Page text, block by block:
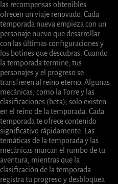
las recompensas obtenibles
ofrecen un viaje renovado. Cada
temporada nueva empieza con un
personaje nuevo que desarrollar
con las últimas configuraciones y
los botines que descubras. Cuando
la temporada termine, tus
personajes y el progreso se
transfieren al reino eterno. Algunas
mecánicas, como la Torre y las
clasificaciones (beta), solo existen
en el reino de la temporada. Cada
temporada te ofrece contenido
significativo rápidamente. Las
temáticas de la temporada y las
mecánicas marcan el rumbo de tu
aventura, mientras que la
clasificación de la temporada
registra tu progreso y desbloquea